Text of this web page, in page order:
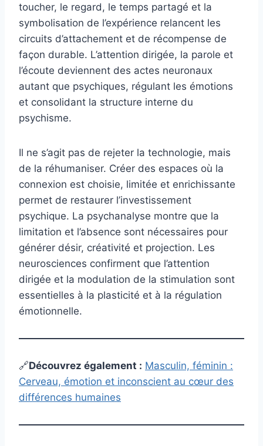
toucher, le regard, le temps partagé et la
symbolisation de l’expérience relancent les
circuits d’attachement et de récompense de
façon durable. L’attention dirigée, la parole et
l’écoute deviennent des actes neuronaux
autant que psychiques, régulant les émotions
et consolidant la structure interne du
psychisme.
Il ne s’agit pas de rejeter la technologie, mais
de la réhumaniser. Créer des espaces où la
connexion est choisie, limitée et enrichissante
permet de restaurer l’investissement
psychique. La psychanalyse montre que la
limitation et l’absence sont nécessaires pour
générer désir, créativité et projection. Les
neurosciences confirment que l’attention
dirigée et la modulation de la stimulation sont
essentielles à la plasticité et à la régulation
émotionnelle.
🔗Découvrez également : Masculin, féminin :
Cerveau, émotion et inconscient au cœur des
différences humaines